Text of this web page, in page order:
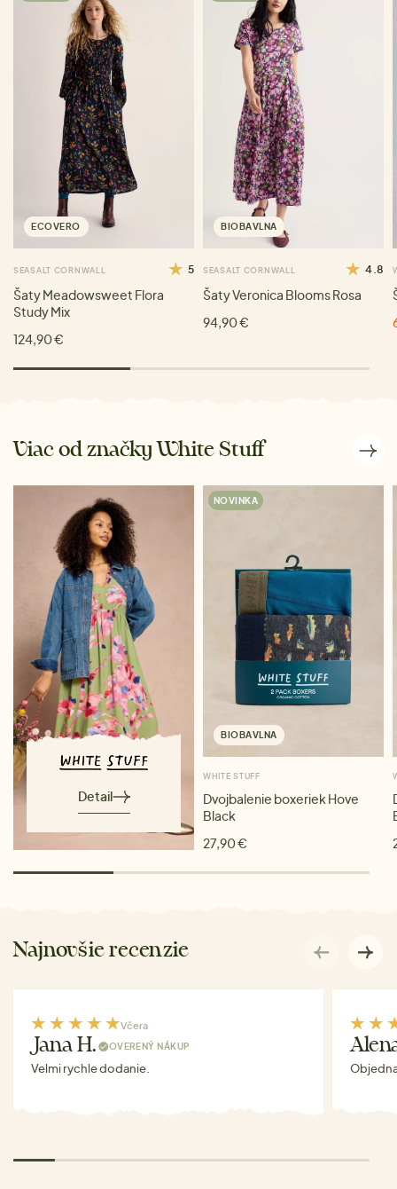
ECOVERO
SEASALT CORNWALL 5
Šaty Meadowsweet Flora
Study Mix
124,90 €
BIOBAVLNA
SEASALT CORNWALL 4.8
Šaty Veronica Blooms Rosa
94,90 €
Viac od značky White Stuff
Detail
NOVINKA
BIOBAVLNA
WHITE STUFF
Dvojbalenie boxeriek Hove
Black
27,90 €
Najnovšie recenzie
Včera
Jana H. OVERENÝ NÁKUP
Velmi rychle dodanie.